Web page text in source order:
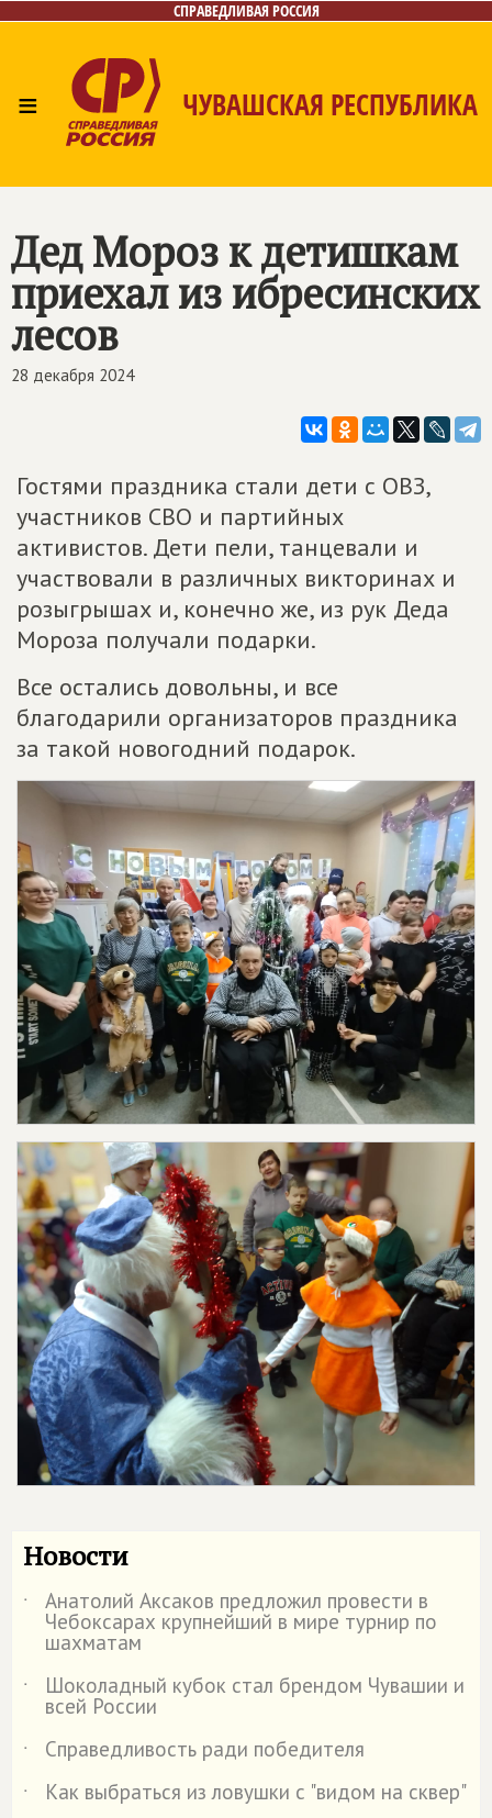
СПРАВЕДЛИВАЯ РОССИЯ
≡ ЧУВАШСКАЯ РЕСПУБЛИКА
Дед Мороз к детишкам
приехал из ибресинских
лесов
28 декабря 2024
Гостями праздника стали дети с ОВЗ,
участников СВО и партийных
активистов. Дети пели, танцевали и
участвовали в различных викторинах и
розыгрышах и, конечно же, из рук Деда
Мороза получали подарки.
Все остались довольны, и все
благодарили организаторов праздника
за такой новогодний подарок.
Новости
˙ Анатолий Аксаков предложил провести в
Чебоксарах крупнейший в мире турнир по
шахматам
˙
Шоколадный кубок стал брендом Чувашии и
всей России
˙
Справедливость ради победителя
˙
Как выбраться из ловушки с "видом на сквер"